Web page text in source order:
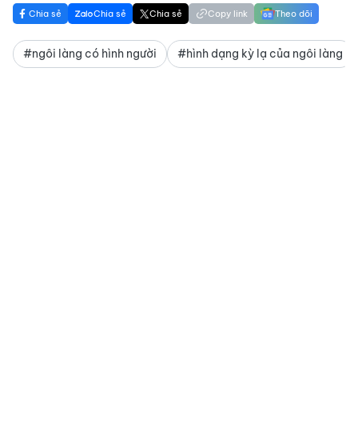
Chia sẻ Chia sẻ Chia sẻ Copy link Theo dõi
#ngôi làng có hình người #hình dạng kỳ lạ của ngôi làng